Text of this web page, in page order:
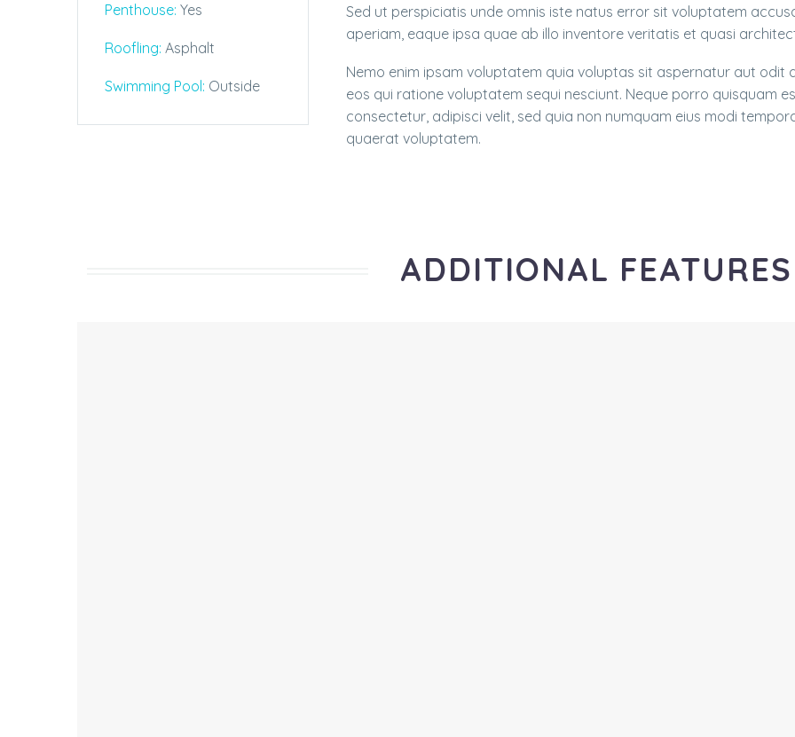
Penthouse: Yes
Roofling: Asphalt
Swimming Pool: Outside
Sed ut perspiciatis unde omnis iste natus error sit voluptatem
aperiam, eaque ipsa quae ab illo inventore veritatis et quasi
Nemo enim ipsam voluptatem quia voluptas sit aspernatur aut
eos qui ratione voluptatem sequi nesciunt. Neque porro quisquam
consectetur, adipisci velit, sed quia non numquam eius modi
quaerat voluptatem.
ADDITIONAL FEATURES